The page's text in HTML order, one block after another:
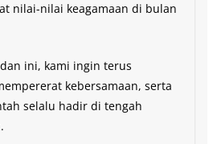
nilai-nilai keagamaan di bulan
ini, kami ingin terus
kebersamaan, serta
selalu hadir di tengah